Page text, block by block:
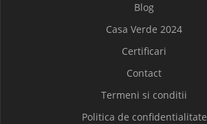
Blog
Casa Verde 2024
Certificari
Contact
Termeni si conditii
Politica de confidentialitate